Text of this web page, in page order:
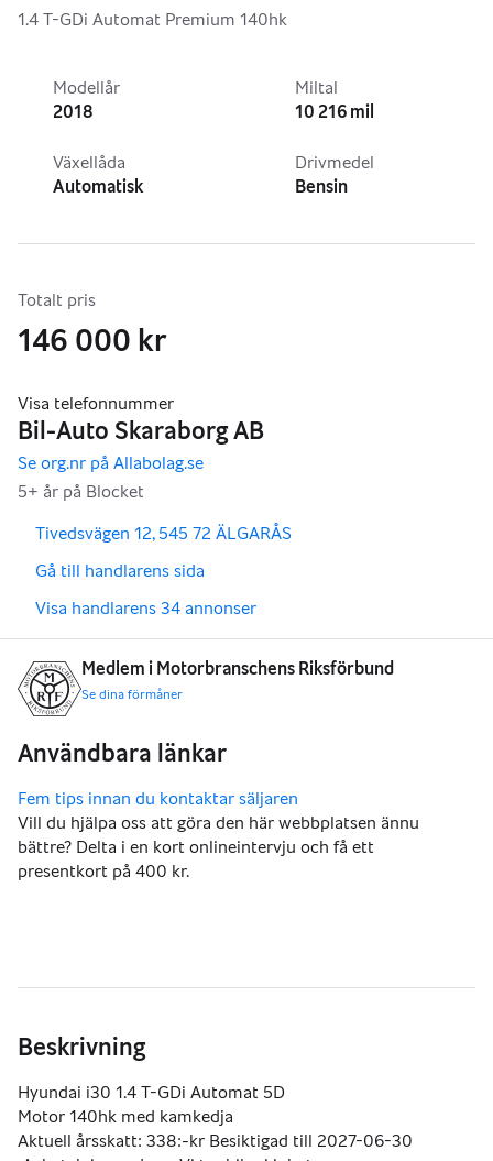
1.4 T-GDi Automat Premium 140hk
Modellår
2018
Miltal
10 216 mil
Växellåda
Automatisk
Drivmedel
Bensin
Totalt pris
146 000 kr
,
Tivedsvägen 12, 545 72 ÄLGARÅS
Gå till handlarens sida
Visa handlarens 34 annonser
Medlem i Motorbranschens Riksförbund
Se dina förmåner
Vill du hjälpa oss att göra den här webbplatsen ännu
bättre? Delta i en kort onlineintervju och få ett
presentkort på 400 kr.
Beskrivning
Hyundai i30 1.4 T-GDi Automat 5D
Motor 140hk med kamkedja
Aktuell årsskatt: 338:-kr Besiktigad till 2027-06-30